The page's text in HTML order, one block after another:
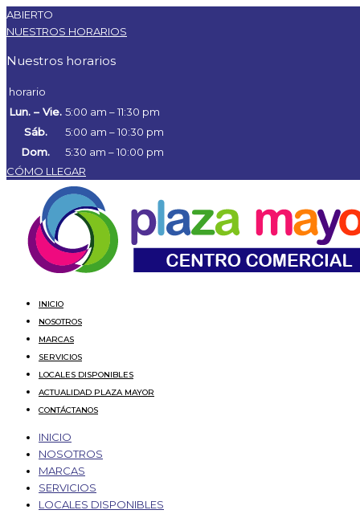
ABIERTO
NUESTROS HORARIOS
Nuestros horarios
horario
Lun. – Vie. 5:00 am – 11:30 pm
Sáb.
5:00 am – 10:30 pm
Dom.
5:30 am – 10:00 pm
CÓMO LLEGAR
INICIO
NOSOTROS
MARCAS
SERVICIOS
LOCALES DISPONIBLES
ACTUALIDAD PLAZA MAYOR
CONTÁCTANOS
INICIO
NOSOTROS
MARCAS
SERVICIOS
LOCALES DISPONIBLES